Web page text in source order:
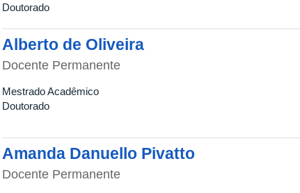
Doutorado
Alberto de Oliveira
Docente Permanente
Mestrado Acadêmico
Doutorado
Amanda Danuello Pivatto
Docente Permanente